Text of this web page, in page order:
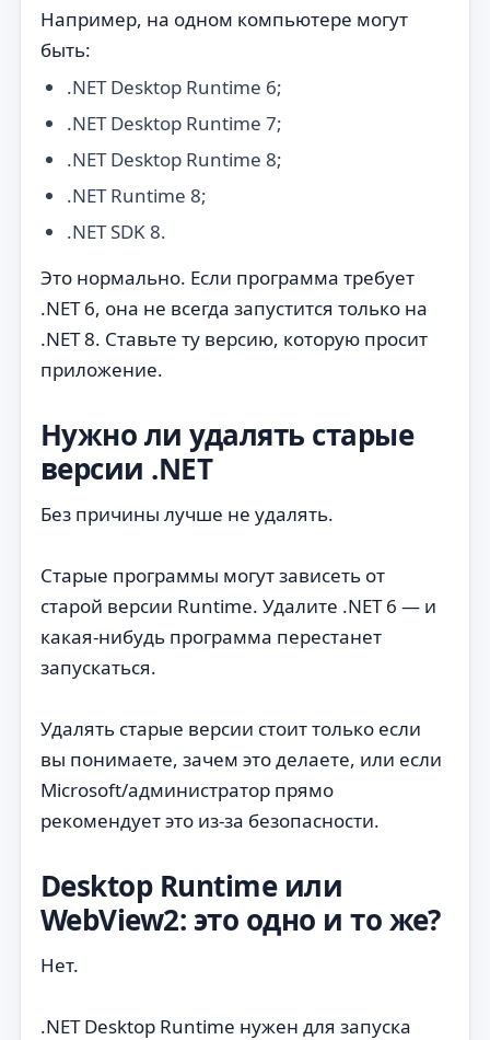
Например, на одном компьютере могут
быть:
.NET Desktop Runtime 6;
.NET Desktop Runtime 7;
.NET Desktop Runtime 8;
.NET Runtime 8;
.NET SDK 8.
Это нормально. Если программа требует
.NET 6, она не всегда запустится только на
.NET 8. Ставьте ту версию, которую просит
приложение.
Нужно ли удалять старые
версии .NET
Без причины лучше не удалять.
Старые программы могут зависеть от
старой версии Runtime. Удалите .NET 6 — и
какая-нибудь программа перестанет
запускаться.
Удалять старые версии стоит только если
вы понимаете, зачем это делаете, или если
Microsoft/администратор прямо
рекомендует это из-за безопасности.
Desktop Runtime или
WebView2: это одно и то же?
Нет.
.NET Desktop Runtime нужен для запуска